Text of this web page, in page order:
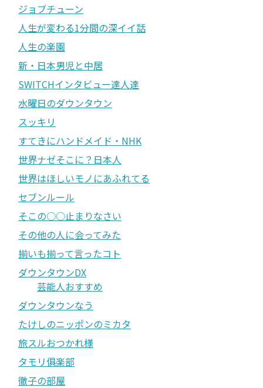
ジョブチューン
人生が変わる1分間の深イイ話
人生の楽園
新・日本男児と中居
SWITCHインタビュー達人達
水曜日のダウンタウン
スッキリ
すてきにハンドメイド・NHK
世界ナゼそこに？日本人
世界はほしいモノにあふれてる
セブンルール
そこの○○止まりなさい
その他の人に会ってみた
揃いも揃って言ったコト
ダウンタウンDX
芸能人おすすめ
ダウンタウンなう
たけしのニッポンのミカタ
旅スルおつかれ様
タモリ俱楽部
徹子の部屋